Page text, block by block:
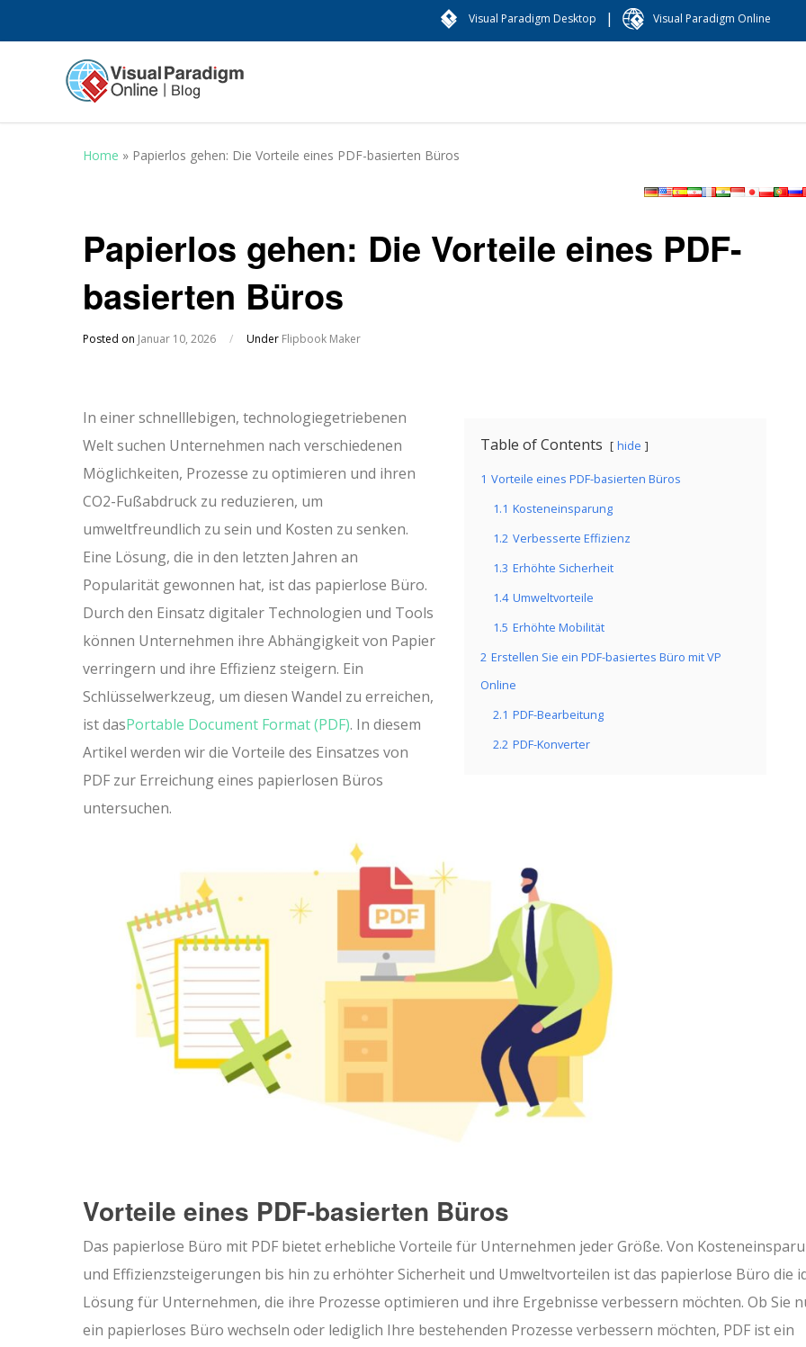
Visual Paradigm Desktop | Visual Paradigm Online
Home » Papierlos gehen: Die Vorteile eines PDF-basierten Büros
Papierlos gehen: Die Vorteile eines PDF-
basierten Büros
Posted on Januar 10, 2026 / Under Flipbook Maker
Table of Contents hide
1 Vorteile eines PDF-basierten Büros
1.1 Kosteneinsparung
1.2 Verbesserte Effizienz
1.3 Erhöhte Sicherheit
1.4 Umweltvorteile
1.5 Erhöhte Mobilität
2 Erstellen Sie ein PDF-basiertes Büro mit VP
Online
2.1 PDF-Bearbeitung
2.2 PDF-Konverter
In einer schnelllebigen, technologiegetriebenen
Welt suchen Unternehmen nach verschiedenen
Möglichkeiten, Prozesse zu optimieren und ihren
CO2-Fußabdruck zu reduzieren, um
umweltfreundlich zu sein und Kosten zu senken.
Eine Lösung, die in den letzten Jahren an
Popularität gewonnen hat, ist das papierlose Büro.
Durch den Einsatz digitaler Technologien und Tools
können Unternehmen ihre Abhängigkeit von Papier
verringern und ihre Effizienz steigern. Ein
Schlüsselwerkzeug, um diesen Wandel zu erreichen,
ist dasPortable Document Format (PDF). In diesem
Artikel werden wir die Vorteile des Einsatzes von
PDF zur Erreichung eines papierlosen Büros
untersuchen.
Vorteile eines PDF-basierten Büros
Das papierlose Büro mit PDF bietet erhebliche Vorteile für Unternehmen jeder Größe. Von
und Effizienzsteigerungen bis hin zu erhöhter Sicherheit und Umweltvorteilen ist das papierlose Büro die
Lösung für Unternehmen, die ihre Prozesse optimieren und ihre Ergebnisse verbessern möchten. Ob Sie
ein papierloses Büro wechseln oder lediglich Ihre bestehenden Prozesse verbessern möchten, PDF ist ein